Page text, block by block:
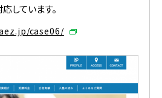
しています。
case06/